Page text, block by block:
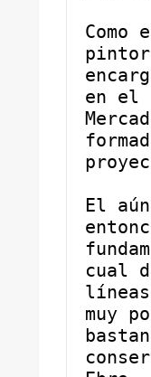
Como
en el
El
cual
muy